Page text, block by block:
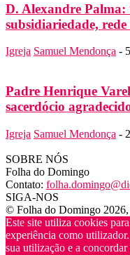
D. Alexandre Palma:
subsidiariedade, rede
Igreja Samuel Mendonça -
Padre Henrique
sacerdócio
Igreja Samuel Mendonça -
SOBRE NÓS
Folha do Domingo
Contato:
SIGA-NOS
© Folha do Domingo 2026,
Este site utiliza cookies
experiência como
sua utilização e a